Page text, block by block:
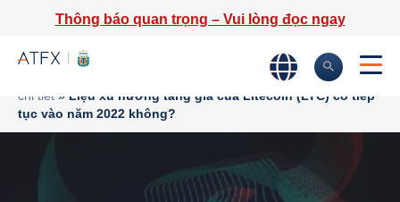
Thông báo quan trọng – Vui lòng đọc ngay
Tin tức thị trường & Thông tin
chi tiết » Liệu xu hướng tăng giá của Litecoin (LTC) có tiếp
tục vào năm 2022 không?